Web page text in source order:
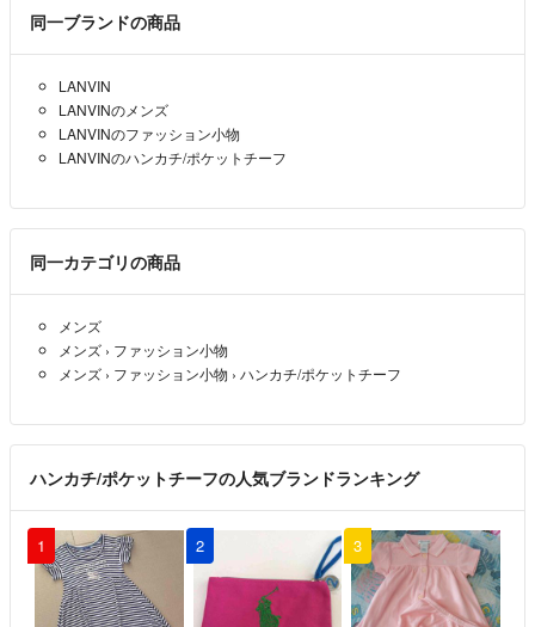
→購入者からのメッセージがなかったためこちらも送らなかったまでで
おります。
「初期不良があり」
→商品写真を載せておりますし、新品未開封の商品を検品・発送してお
細かいことが気になる神経質な方はこちらでのご購入はお控えくださ
い。
お互いが気持ちよくお取引できるように努めてまいりますので、どうぞ
よろしくお願い致します。
同一ブランドの商品
LANVIN
LANVINのメンズ
LANVINのファッション小物
LANVINのハンカチ/ポケットチーフ
同一カテゴリの商品
メンズ
メンズ › ファッション小物
メンズ › ファッション小物 › ハンカチ/ポケットチーフ
ハンカチ/ポケットチーフの人気ブランドランキング
1 2 3